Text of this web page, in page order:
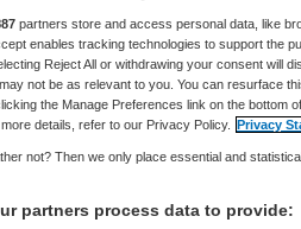
Skipr Redactie 12 oktober 2017,
Gezondheidszorg en
van het
partners store and access personal data, like
enables tracking technologies to support the
Reject All or withdrawing your consent will
not be as relevant to you. You can resurface
the Manage Preferences link on the bottom
details, refer to our Privacy Policy. Privacy
not? Then we only place essential and
partners process data to provide: